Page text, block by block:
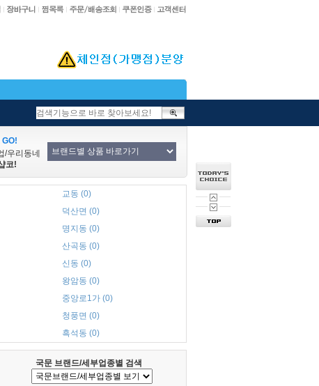
/우리동네
코!
교동 (0)
덕산면 (0)
명지동 (0)
산곡동 (0)
신동 (0)
왕암동 (0)
중앙로1가 (0)
청풍면 (0)
흑석동 (0)
국문 브랜드/세부업종별 검색